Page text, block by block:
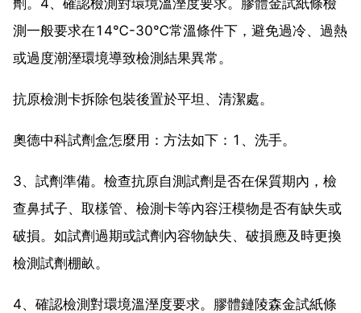
測一般要求在14℃-30℃常溫條件下，避免過冷、過熱
或過度潮溼環境導致檢測結果異常。
抗原檢測卡拆除包裝後置於平坦、清潔處。
奧德中科試劑盒怎麼用：方法如下：1、洗手。
3、試劑準備。檢查抗原自測試劑是否在保質期內，檢
查鼻拭子、取樣管、檢測卡等內容汪模物是否有缺失或
破損。如試劑過期或試劑內容物缺失、破損應及時更換
檢測試劑棚畝。
4、確認檢測對環境溫溼度要求。膠體鏈陵森金試紙條